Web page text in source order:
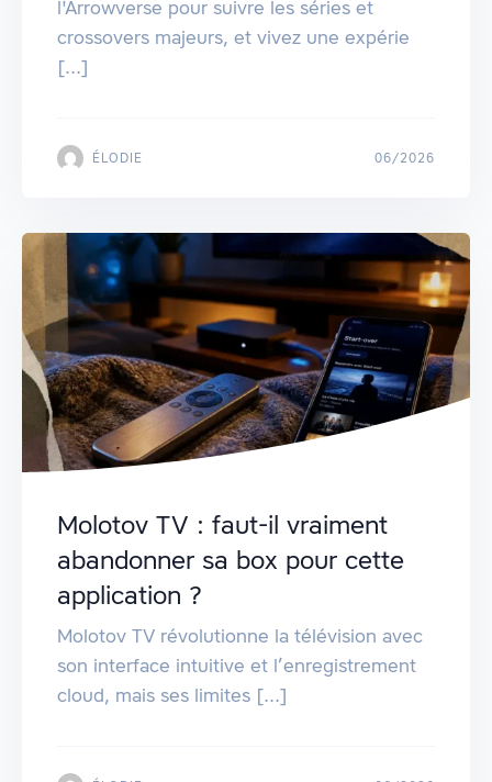
l'Arrowverse pour suivre les séries et
crossovers majeurs, et vivez une expérie
[...]
ÉLODIE 06/2026
Molotov TV : faut-il vraiment
abandonner sa box pour cette
application ?
Molotov TV révolutionne la télévision avec
son interface intuitive et l’enregistrement
cloud, mais ses limites [...]